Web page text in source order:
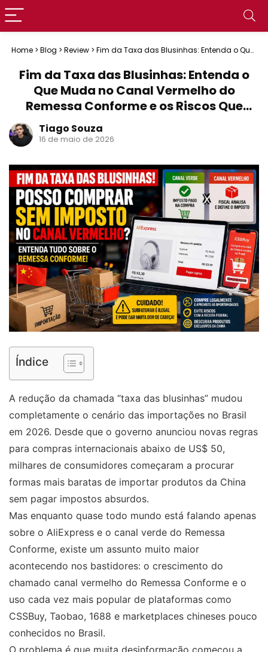
Home > Blog > Review > Fim da Taxa das Blusinhas: Entenda o Que
Fim da Taxa das Blusinhas: Entenda o
Que Muda no Canal Vermelho do
Remessa Conforme e os Riscos Que
Ninguém Está Explicando
Tiago Souza
16 de maio de 2026
Índice
A redução da chamada “taxa das blusinhas” mudou
completamente o cenário das importações no Brasil
em 2026. Desde que o governo anunciou novas regras
para compras internacionais abaixo de US$ 50,
milhares de consumidores começaram a procurar
formas mais baratas de importar produtos da China
sem pagar impostos absurdos.
Mas enquanto quase todo mundo está falando apenas
sobre o AliExpress e o canal verde do Remessa
Conforme, existe um assunto muito maior
acontecendo nos bastidores: o crescimento do
chamado canal vermelho do Remessa Conforme e o
uso cada vez mais popular de plataformas como
CSSBuy, Taobao, 1688 e marketplaces chineses pouco
conhecidos no Brasil.
O problema é que muita desinformação começou a